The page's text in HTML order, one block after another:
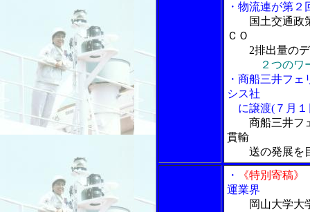
・物流連が第
国土交通政
ＣＯ
2排出量のデ
２つのワ
・商船三井フ
シス社
に譲渡(７月１
商船三井フ
貫輸
送の発展を
・ 《特別寄稿》
運業界
岡山大学大